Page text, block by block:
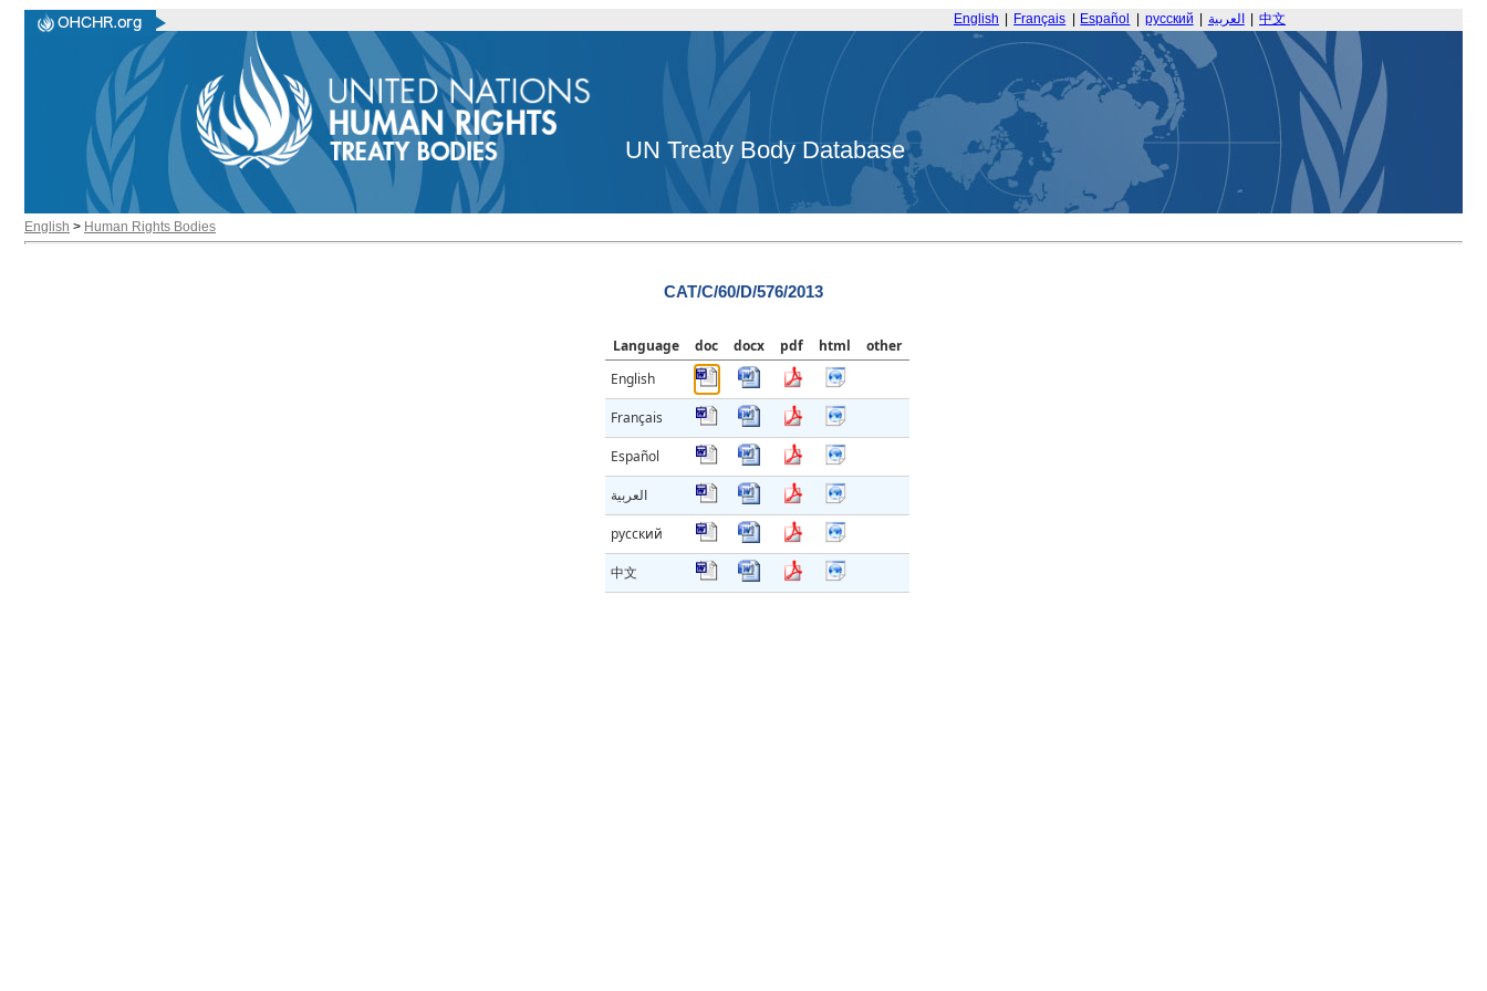
English Français Español русский العربية 中文
UN Treaty Body Database
English > Human Rights Bodies
CAT/C/60/D/576/2013
Language doc docx pdf html
other
English
Français
Español
العربية
русский
中文